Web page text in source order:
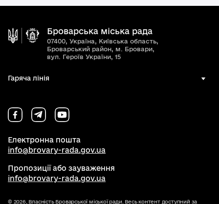
Броварська міська рада
07400, Україна, Київська область,
Броварський район, м. Бровари,
вул. Героїв України, 15
Гаряча лінія
Електронна пошта
info@brovary-rada.gov.ua
Пропозиції або зауваження
info@brovary-rada.gov.ua
© 2026, Власність Броварської міської ради. Весь контент доступний за